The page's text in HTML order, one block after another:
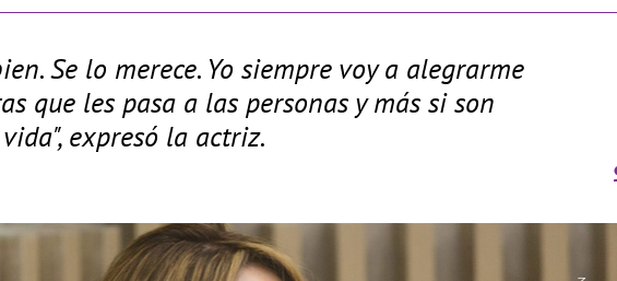
Se lo merece. Yo siempre voy a alegrarme
que les pasa a las personas y más si son
expresó la actriz.